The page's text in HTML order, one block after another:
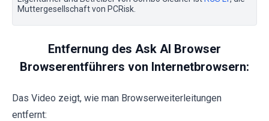
Muttergesellschaft von PCRisk.
Entfernung des Ask AI Browser
Browserentführers von Internetbrowsern:
Das Video zeigt, wie man Browserweiterleitungen
entfernt: